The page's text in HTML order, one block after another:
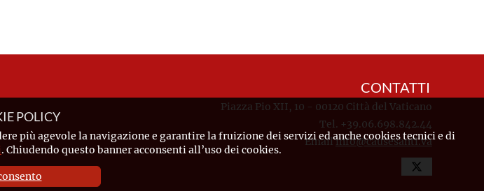
CONTATTI
Piazza Pio XII, 10 - 00120 Città del Vaticano
Tel. +39.06.698.842.44
Emailinfo@causesanti.va
POLICY
più agevole la navigazione e garantire la fruizione dei servizi ed anche cookies tecnici e di
. Chiudendo questo banner acconsenti all’uso dei cookies.